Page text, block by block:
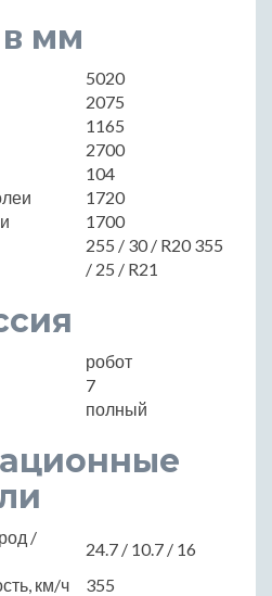
мм
5020
2075
1165
2700
104
1720
1700
255 / 30 / R20 355
/ 25 / R21
робот
7
полный
/
24.7 / 10.7 / 16
км/ч
355